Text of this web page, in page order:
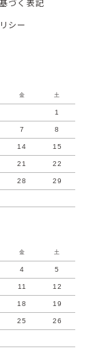
づく表記
シー
金 土
1
7 8
14 15
21 22
28 29
金 土
4 5
11 12
18 19
25 26